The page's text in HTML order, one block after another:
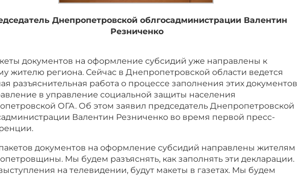
Днепропетровской облгосадминистрации Валентин
Резниченко
документов на оформление субсидий уже направлены к
жителю региона. Сейчас в Днепропетровской области ведется
разъяснительная работа о процессе заполнения этих документов
в управление социальной защиты населения
ОГА. Об этом заявил председатель Днепропетровской
Валентин Резниченко во время первой пресс-
пакетов документов на оформление субсидий направлены жителям
Мы будем разъяснять, как заполнять эти декларации.
на телевидении, будут макеты в газетах. Мы будем